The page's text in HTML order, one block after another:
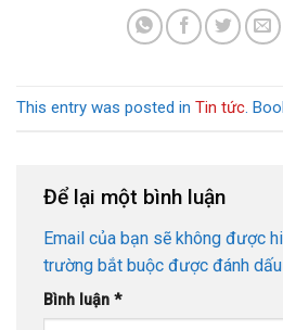
This entry was posted in Tin tức.
Để lại một bình luận
Email của bạn sẽ không được
trường bắt buộc được đánh dấu
Bình luận *